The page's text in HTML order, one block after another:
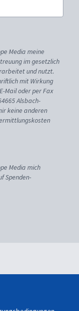
Media meine
im gesetzlich
und nutzt.
mit Wirkung
Mail oder per Fax
Alsbach-
keine anderen
Media mich
Spenden-